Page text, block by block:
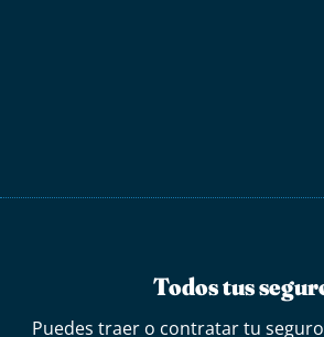
Todos tus
Puedes traer o contratar tu